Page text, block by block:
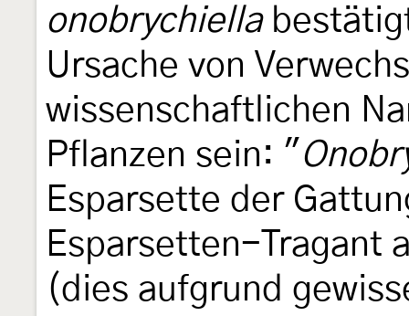
onobrychiella
Ursache von
wissenschaftlichen
Pflanzen sein: "
Esparsette der
Esparsetten-Tragant
(dies aufgrund